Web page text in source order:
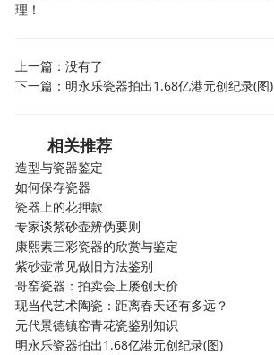
理！
上一篇：没有了
下一篇： 明永乐瓷器拍出1.68亿港元创纪录(图)
相关推荐
造型与瓷器鉴定
如何保存瓷器
瓷器上的花押款
专家谈紫砂壶辨伪要则
康熙素三彩瓷器的欣赏与鉴定
紫砂壶常见做旧方法鉴别
哥窑瓷器：拍卖会上屡创天价
现当代艺术陶瓷：距离春天还有多远？
元代景德镇窑青花瓷鉴别知识
明永乐瓷器拍出1.68亿港元创纪录(图)